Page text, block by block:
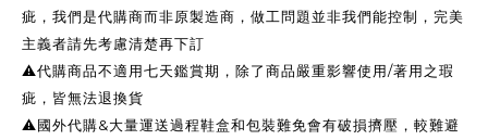
疵，我們是代購商而非原製造商，做工問題並非我們能控制，完美
主義者請先考慮清楚再下訂
⚠️代購商品不適用七天鑑賞期，除了商品嚴重影響使用/著用之瑕
疵，皆無法退換貨
⚠️國外代購&大量運送過程鞋盒和包裝難免會有破損擠壓，較難避